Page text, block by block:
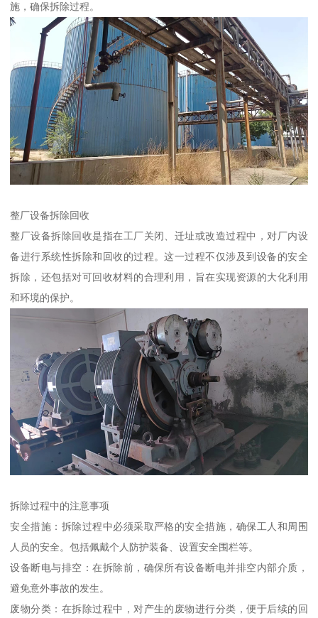
施，确保拆除过程。
整厂设备拆除回收
整厂设备拆除回收是指在工厂关闭、迁址或改造过程中，对厂内设
备进行系统性拆除和回收的过程。这一过程不仅涉及到设备的安全
拆除，还包括对可回收材料的合理利用，旨在实现资源的大化利用
和环境的保护。
拆除过程中的注意事项
安全措施：拆除过程中必须采取严格的安全措施，确保工人和周围
人员的安全。包括佩戴个人防护装备、设置安全围栏等。
设备断电与排空：在拆除前，确保所有设备断电并排空内部介质，
避免意外事故的发生。
废物分类：在拆除过程中，对产生的废物进行分类，便于后续的回